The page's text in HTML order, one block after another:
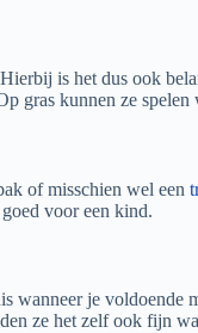
is het dus ook
gras kunnen ze
of misschien wel een
voor een kind.
je
ze het zelf ook fijn